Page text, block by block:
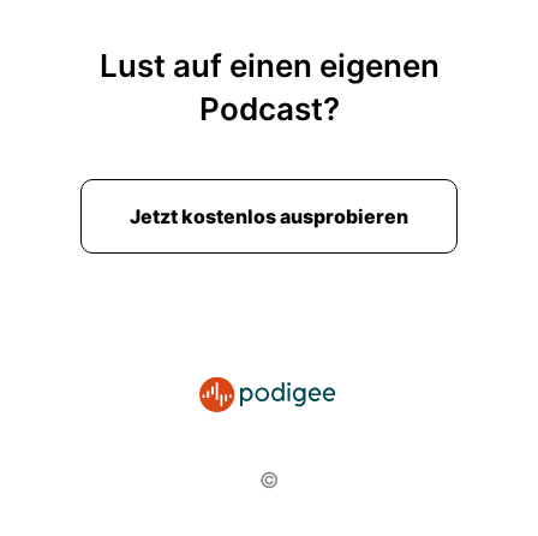
Lust auf einen eigenen
Podcast?
Jetzt kostenlos ausprobieren
©